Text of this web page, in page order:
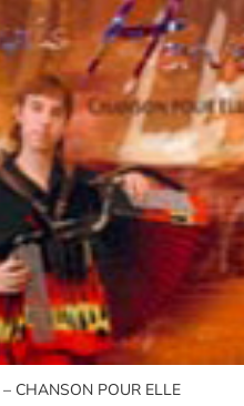
CHANSON POUR ELLE